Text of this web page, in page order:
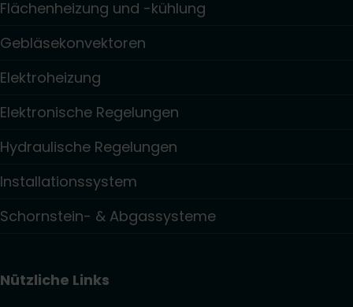
Flächenheizung und -kühlung
Gebläsekonvektoren
Elektroheizung
Elektronische Regelungen
Hydraulische Regelungen
Installationssystem
Schornstein- & Abgassysteme
Nützliche Links